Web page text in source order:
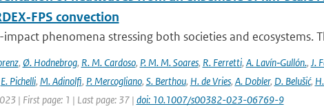
convection
impact phenomena stressing both societies and ecosystems.
, Ø. Hodnebrog, R. M. Cardoso, P. M. M. Soares, R. Ferretti, A. Lavín‐Gullón., J.
E. Pichelli, M. Adinolfi, P. Mercogliano, S. Berthou, H. de Vries, A. Dobler, D. Belušić,
| First page: 1 | Last page: 37 | doi: 10.1007/s00382-023-06769-9